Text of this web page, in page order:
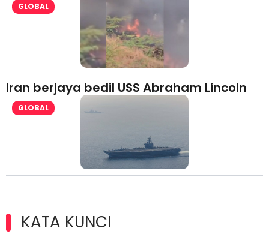
GLOBAL
Iran berjaya bedil USS Abraham Lincoln
GLOBAL
KATA KUNCI